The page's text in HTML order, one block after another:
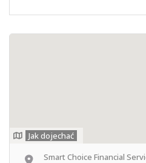
Jak dojechać
Smart Choice Financial